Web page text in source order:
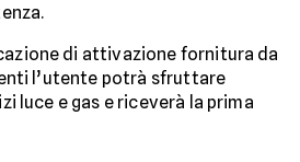
di attivazione fornitura da
l’utente potrà sfruttare
luce e gas e riceverà la prima